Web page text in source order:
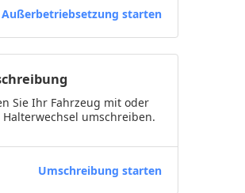
Außerbetriebsetzung starten
Sie Ihr Fahrzeug mit oder
Halterwechsel umschreiben.
Umschreibung starten